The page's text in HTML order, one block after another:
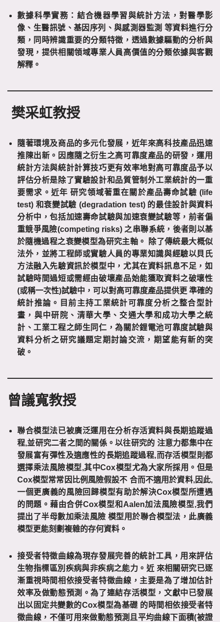
數據科學實務：結合機器學習與統計方法，對醫學影
像、生醫訊號、基因序列、與感測器監測 等資料進行分
類，同時辨識重要的分類特徵，透過數據驅動的分析與
發現，提供相關領域專業人員高價值的分類依據與客觀
解釋。
樊采虹教授
隨著環境及商品的多元化發展，近年來高科技產品迅速
推陳出新。因應隨之衍生之高可靠度產品的研發，運用
統計方法與統計計算技巧更有效率地對高可靠度品予以
評估分析是除了實驗設計和品質管制外工業統計的一重
要需求。近年 研究領域著重在關於產品壽命試驗 (life
test) 和衰變試驗 (degradation test) 的最佳設計與資料
分析中，包括加速壽命試驗與加速衰變試驗等，前者偏
重競爭風險(competing risks) 之串聯系統，後者則以基
於隨機過程之衰變模型為研究主軸。
除了傳統最大概似
法外，並將工程師或實驗人員的專業知識與經驗以貝氏
方法融入先驗資訊於模型中，尤其在資料訊息不足，如
試驗時間過短或需經由破壞產品始能獲取資料之破壞性
(或稱一次性)試驗中，可以對高可靠度產品提供更 準確的
統計推論。目前主持工業統計可靠度分析之整合型計
畫，與中研院、清華大學、交通大學和成功大學之統
計、工業工程之師生同仁，為關於鋰電池可靠度試驗與
資料分析之研究議題定期討論交流，期望能有新的突
破。
曾議寬教授
聯合模型法已被廣泛運用在分析存活資料與長期追蹤過
程,並研究二者之間的關係。以往研究的 注意力都集中在
發展富有彈性及適應性的長期追蹤過程,而存活模型則都
選擇乘法風險模型,其中Cox模型尤為大家所採用。但是
Cox模型常常因比例風險假設不 合而不適用於資料,因此,
一個更廣義的風險回歸模型有助於解決Cox模型所遭遇
的問題。藉由合併Cox模型和 Aalen加法風險模型,我們
提出了半母數加乘法風險 模型用於聯合模型法，此廣義
模型更能刻劃複雜的存何資料。
接受者特徵曲線為現存發展完善的統計工具，用來評估
生物指標區別疾病與非疾病之能力。近 來相關研究已逐
漸重視時間相依接受者特徵曲線，主要是為了增加估計
效率及做動態預測。為了連結存活模型，文獻中已發展
出以固定共變數的Cox模型為基礎 的時間相依接受者特
徵曲線，不僅可用來做動態預測且平均曲線下面積(被證